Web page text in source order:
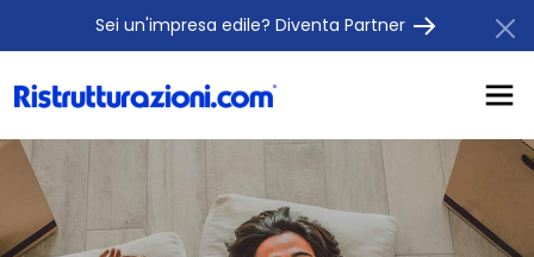
Sei un'impresa edile? Diventa Partner